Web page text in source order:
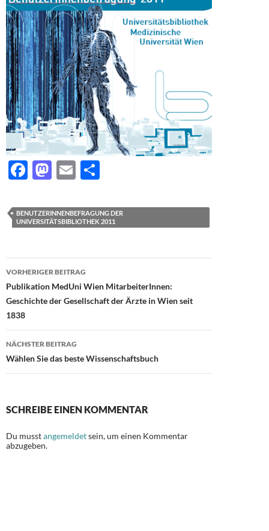
F
e
b
o
k
M
to
d
n
E
ail le
n
BENUTZERINNENBEFRAGUNG DER
UNIVERSITÄTSBIBLIOTHEK 2011
Beitragsnavigation
VORHERIGER BEITRAG
Publikation MedUni Wien MitarbeiterInnen:
Geschichte der Gesellschaft der Ärzte in Wien seit
1838
NÄCHSTER BEITRAG
Wählen Sie das beste Wissenschaftsbuch
SCHREIBE EINEN KOMMENTAR
Du musstangemeldetsein, um einen Kommentar
abzugeben.